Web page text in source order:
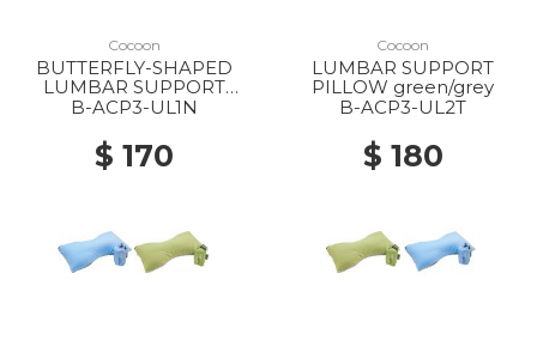
Cocoon
BUTTERFLY-SHAPED
LUMBAR SUPPORT
MICROFIBER NEW
B-ACP3-UL1N
$ 170
Cocoon
LUMBAR SUPPORT
PILLOW green/grey
B-ACP3-UL2T
$ 180